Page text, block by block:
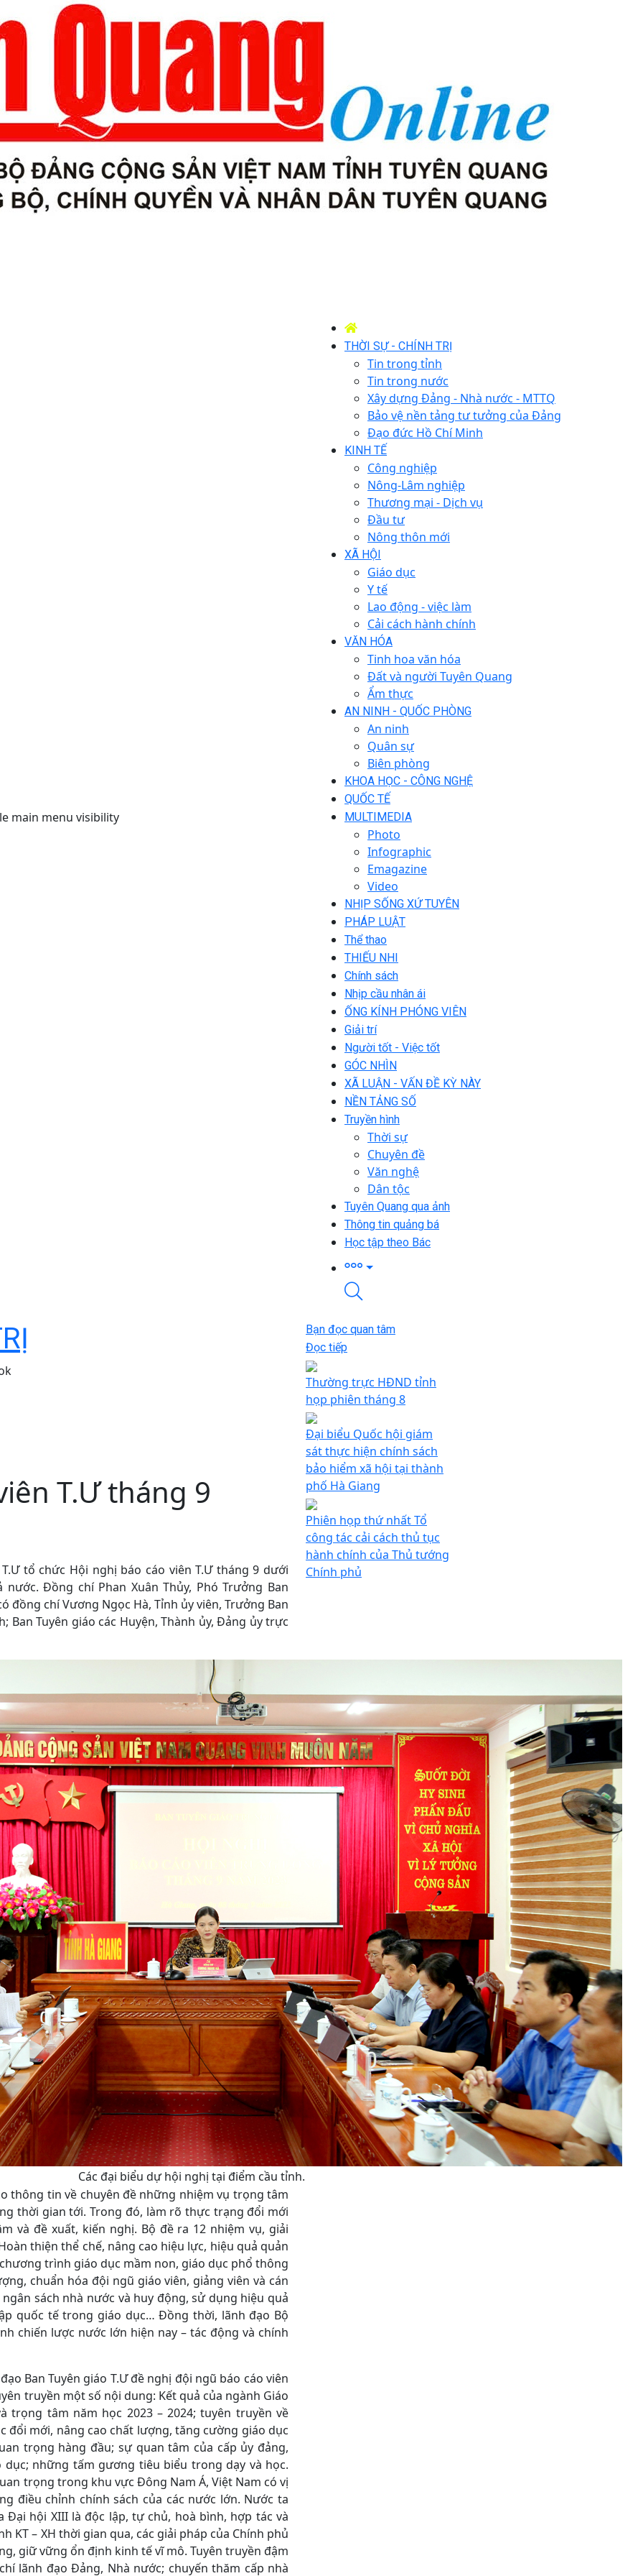
main menu visibility
THỜI SỰ - CHÍNH TRỊ
Tin trong tỉnh
Tin trong nước
Xây dựng Đảng - Nhà nước - MTTQ
Bảo vệ nền tảng tư tưởng của Đảng
Đạo đức Hồ Chí Minh
KINH TẾ
Công nghiệp
Nông-Lâm nghiệp
Thương mại - Dịch vụ
Đầu tư
Nông thôn mới
XÃ HỘI
Giáo dục
Y tế
Lao động - việc làm
Cải cách hành chính
VĂN HÓA
Tinh hoa văn hóa
Đất và người Tuyên Quang
Ẩm thực
AN NINH - QUỐC PHÒNG
An ninh
Quân sự
Biên phòng
KHOA HỌC - CÔNG NGHỆ
QUỐC TẾ
MULTIMEDIA
Photo
Infographic
Emagazine
Video
NHỊP SỐNG XỨ TUYÊN
PHÁP LUẬT
Thể thao
THIẾU NHI
Chính sách
Nhịp cầu nhân ái
ỐNG KÍNH PHÓNG VIÊN
Giải trí
Người tốt - Việc tốt
GÓC NHÌN
XÃ LUẬN - VẤN ĐỀ KỲ NÀY
NỀN TẢNG SỐ
Truyền hình
Thời sự
Chuyên đề
Văn nghệ
Dân tộc
Tuyên Quang qua ảnh
Thông tin quảng bá
Học tập theo Bác
T.Ư tháng 9
tổ chức Hội nghị báo cáo viên T.Ư tháng 9 dưới
Đồng chí Phan Xuân Thủy, Phó Trưởng Ban
đồng chí Vương Ngọc Hà, Tỉnh ủy viên, Trưởng Ban
Ban Tuyên giáo các Huyện, Thành ủy, Đảng ủy trực
Các đại biểu dự hội nghị tại điểm cầu tỉnh.
thông tin về chuyên đề những nhiệm vụ trọng tâm
thời gian tới. Trong đó, làm rõ thực trạng đổi mới
và đề xuất, kiến nghị. Bộ đề ra 12 nhiệm vụ, giải
thiện thể chế, nâng cao hiệu lực, hiệu quả quản
trình giáo dục mầm non, giáo dục phổ thông
chuẩn hóa đội ngũ giáo viên, giảng viên và cán
sách nhà nước và huy động, sử dụng hiệu quả
quốc tế trong giáo dục… Đồng thời, lãnh đạo Bộ
chiến lược nước lớn hiện nay – tác động và chính
Ban Tuyên giáo T.Ư đề nghị đội ngũ báo cáo viên
truyền một số nội dung: Kết quả của ngành Giáo
tâm năm học 2023 – 2024; tuyên truyền về
đổi mới, nâng cao chất lượng, tăng cường giáo dục
trọng hàng đầu; sự quan tâm của cấp ủy đảng,
những tấm gương tiêu biểu trong dạy và học.
trọng trong khu vực Đông Nam Á, Việt Nam có vị
điều chỉnh chính sách của các nước lớn. Nước ta
hội XIII là độc lập, tự chủ, hoà bình, hợp tác và
KT – XH thời gian qua, các giải pháp của Chính phủ
giữ vững ổn định kinh tế vĩ mô. Tuyên truyền đậm
lãnh đạo Đảng, Nhà nước; chuyến thăm cấp nhà
Bạn đọc quan tâm
Đọc tiếp
Thường trực HĐND tỉnh
họp phiên tháng 8
Đại biểu Quốc hội giám
sát thực hiện chính sách
bảo hiểm xã hội tại thành
phố Hà Giang
Phiên họp thứ nhất Tổ
công tác cải cách thủ tục
hành chính của Thủ tướng
Chính phủ